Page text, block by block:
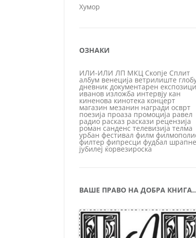
Хумор
ОЗНАКИ
ИЛИ-ИЛИ ЛП МКЦ Скопје Сплит
албум венеција ветрилиште
дневник документарен
иванов изложба интервју кан
киненова кинотека концерт
магазин мезанин награди осврт
поезија проаза промоција равел
радио расказ раскази рецензија
роман санденс телевизија телма
урбан фестивал филм
филтер фипресци фудбал
јубилеј ќорвезироска
ВАШЕ ПРАВО НА ДОБРА